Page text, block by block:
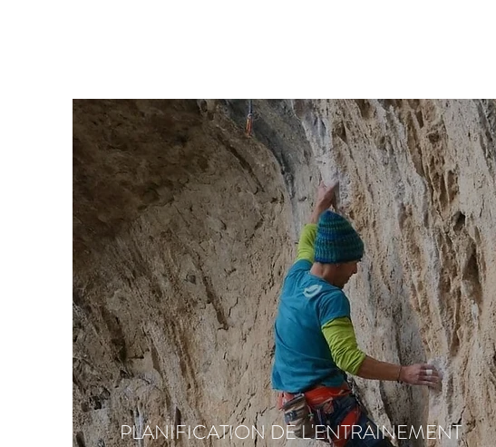
PLANIFICATION DE L'ENTRAINEMENT